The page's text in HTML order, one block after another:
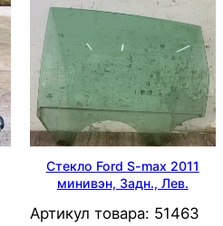
Стекло Ford S-max 2011
минивэн, Задн., Лев.
Артикул товара: 51463